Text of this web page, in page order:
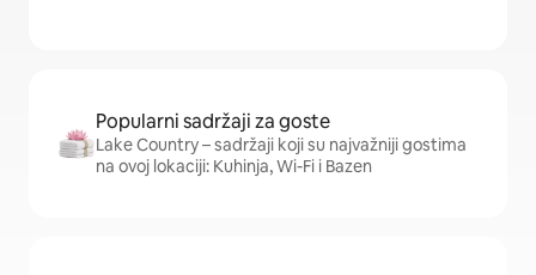
Popularni sadržaji za goste
Lake Country – sadržaji koji su najvažniji gostima
na ovoj lokaciji: Kuhinja, Wi-Fi i Bazen